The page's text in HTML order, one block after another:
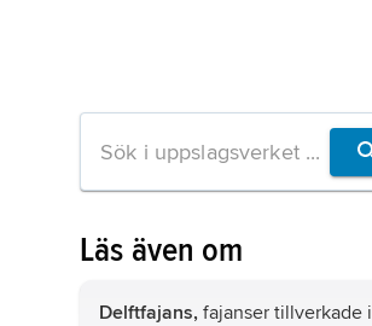
Läs även om
Delftfajans, fajanser tillverkade i